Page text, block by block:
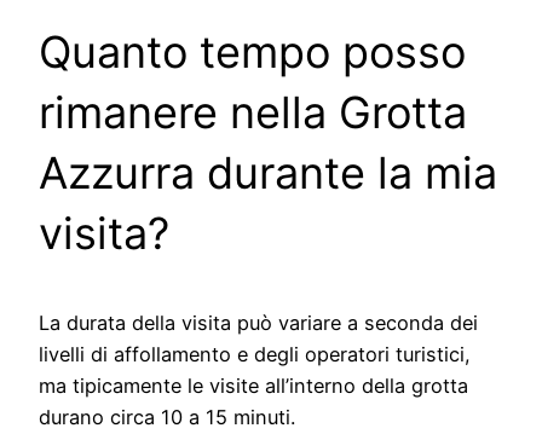
Quanto tempo posso
rimanere nella Grotta
Azzurra durante la mia
visita?
La durata della visita può variare a seconda dei
livelli di affollamento e degli operatori turistici,
ma tipicamente le visite all’interno della grotta
durano circa 10 a 15 minuti.